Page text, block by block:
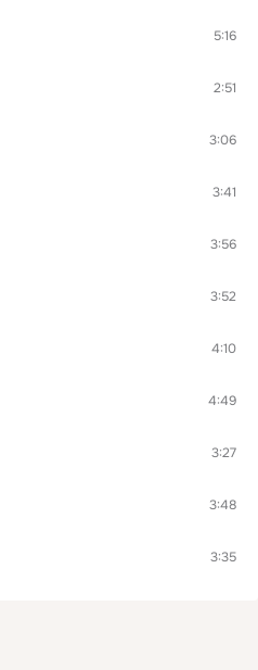
5:16
2:51
3:06
3:41
3:56
3:52
4:10
4:49
3:27
3:48
3:35